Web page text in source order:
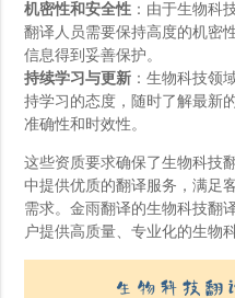
机密性和安全性 ：由于生物科
翻译人员需要保持高度的机密
信息得到妥善保护。
持续学习与更新 ：生物科技领
持学习的态度，随时了解最新
准确性和时效性。
这些资质要求确保了生物科技
中提供优质的翻译服务，满足
需求。金雨翻译的生物科技翻
户提供高质量、专业化的生物